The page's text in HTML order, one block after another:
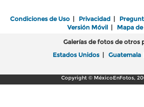
Condiciones de Uso | Privacidad |
Versión Móvil| Mapa
Galerías de fotos de otros
Estados Unidos | Guatemala
Copyright © MéxicoEnFotos,